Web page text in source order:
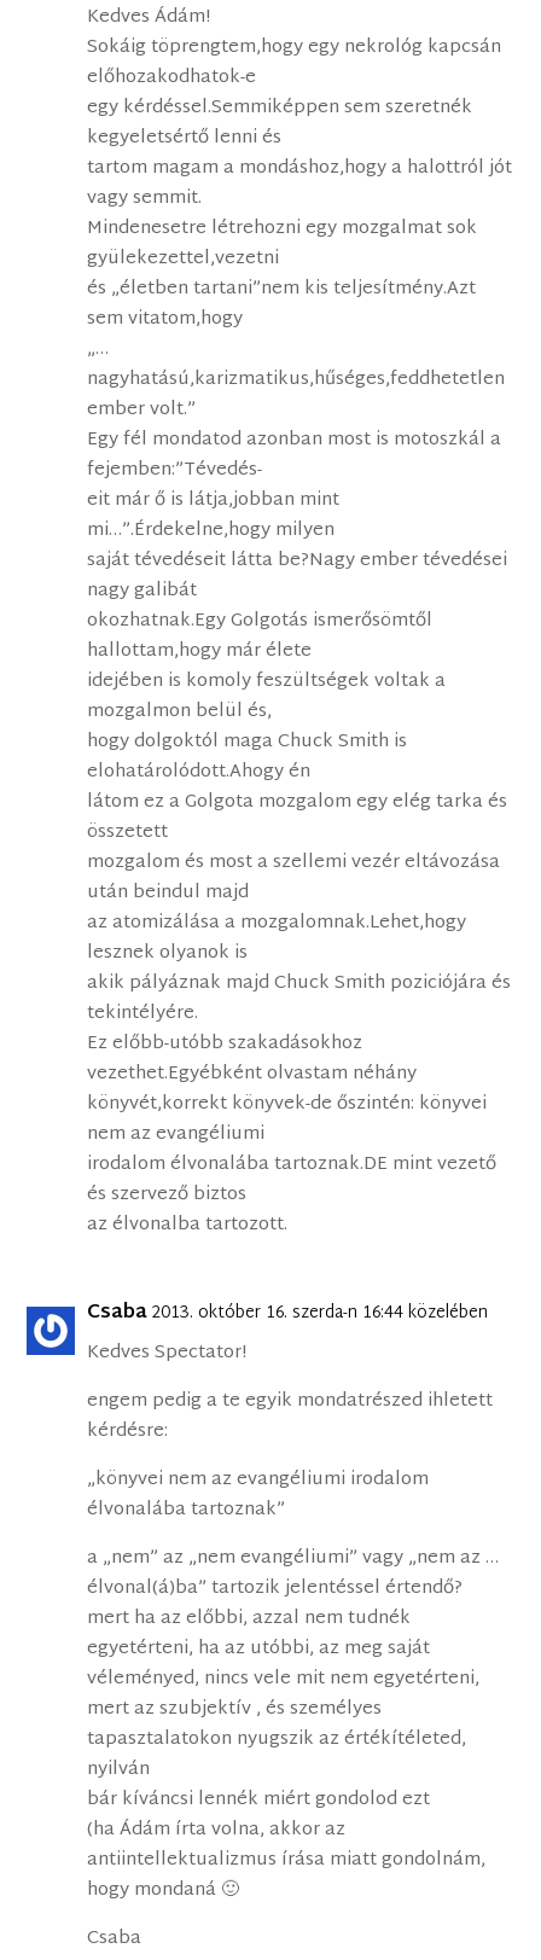
Kedves Ádám!
Sokáig töprengtem,hogy egy nekrológ kapcsán
előhozakodhatok-e
egy kérdéssel.Semmiképpen sem szeretnék
kegyeletsértő lenni és
tartom magam a mondáshoz,hogy a halottról jót
vagy semmit.
Mindenesetre létrehozni egy mozgalmat sok
gyülekezettel,vezetni
és „életben tartani”nem kis teljesítmény.Azt
sem vitatom,hogy
„…
nagyhatású,karizmatikus,hűséges,feddhetetlen
ember volt.”
Egy fél mondatod azonban most is motoszkál a
fejemben:”Tévedés-
eit már ő is látja,jobban mint
mi…”.Érdekelne,hogy milyen
saját tévedéseit látta be?Nagy ember tévedései
nagy galibát
okozhatnak.Egy Golgotás ismerősömtől
hallottam,hogy már élete
idejében is komoly feszültségek voltak a
mozgalmon belül és,
hogy dolgoktól maga Chuck Smith is
elohatárolódott.Ahogy én
látom ez a Golgota mozgalom egy elég tarka és
összetett
mozgalom és most a szellemi vezér eltávozása
után beindul majd
az atomizálása a mozgalomnak.Lehet,hogy
lesznek olyanok is
akik pályáznak majd Chuck Smith poziciójára és
tekintélyére.
Ez előbb-utóbb szakadásokhoz
vezethet.Egyébként olvastam néhány
könyvét,korrekt könyvek-de őszintén: könyvei
nem az evangéliumi
irodalom élvonalába tartoznak.DE mint vezető
és szervező biztos
az élvonalba tartozott.
Csaba2013. október 16. szerda-n 16:44 közelében
Kedves Spectator!
engem pedig a te egyik mondatrészed ihletett
kérdésre:
„könyvei nem az evangéliumi irodalom
élvonalába tartoznak”
a „nem” az „nem evangéliumi” vagy „nem az …
élvonal(á)ba” tartozik jelentéssel értendő?
mert ha az előbbi, azzal nem tudnék
egyetérteni, ha az utóbbi, az meg saját
véleményed, nincs vele mit nem egyetérteni,
mert az szubjektív , és személyes
tapasztalatokon nyugszik az értékítéleted,
nyilván
bár kíváncsi lennék miért gondolod ezt
(ha Ádám írta volna, akkor az
antiintellektualizmus írása miatt gondolnám,
hogy mondaná 🙂
Csaba